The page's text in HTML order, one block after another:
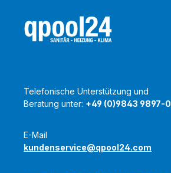
Telefonische Unterstützung und
Beratung unter: +49 (0)9843 9897-0
E-Mail
kundenservice@qpool24.com